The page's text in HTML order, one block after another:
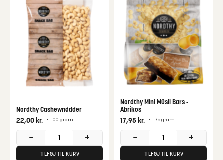
Nordthy Cashewnødder
22,00kr. • 100 gram
− +
TILFØJ TIL KURV
Nordthy Mini Müsli Bars -
Abrikos
17,95kr. • 175 gram
− +
TILFØJ TIL KURV